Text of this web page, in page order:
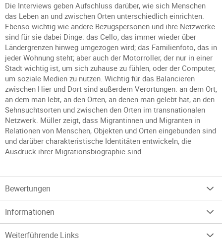
Die Interviews geben Aufschluss darüber, wie sich Menschen
das Leben an und zwischen Orten unterschiedlich einrichten.
Ebenso wichtig wie andere Bezugspersonen und ihre Netzwerke
sind für sie dabei Dinge: das Cello, das immer wieder über
Ländergrenzen hinweg umgezogen wird; das Familienfoto, das in
jeder Wohnung steht; aber auch der Motorroller, der nur in einer
Stadt wichtig ist, um sich zuhause zu fühlen, oder der Computer,
um soziale Medien zu nutzen. Wichtig für das Balancieren
zwischen Hier und Dort sind außerdem Verortungen: an dem Ort,
an dem man lebt, an den Orten, an denen man gelebt hat, an den
Sehnsuchtsorten und zwischen den Orten im transnationalen
Netzwerk. Müller zeigt, dass Migrantinnen und Migranten in
Relationen von Menschen, Objekten und Orten eingebunden sind
und darüber charakteristische Identitäten entwickeln, die
Ausdruck ihrer Migrationsbiographie sind.
Bewertungen
Informationen
Weiterführende Links